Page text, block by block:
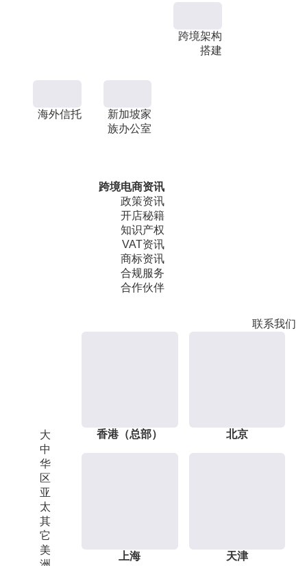
跨境架构
搭建
海外信托
新加坡家
族办公室
跨境电商资讯
政策资讯
开店秘籍
知识产权
VAT资讯
商标资讯
合规服务
合作伙伴
联系我们
大
中
华
区
亚
太
其
它
美
香港（总部） 北京
上海 天津